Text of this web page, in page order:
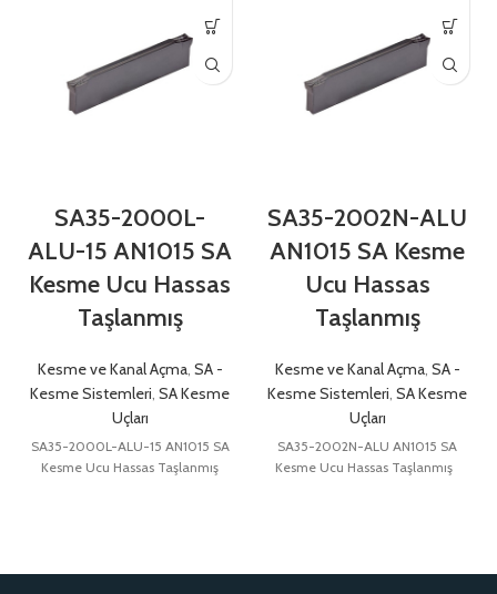
SA35-2000L-
ALU-15 AN1015 SA
Kesme Ucu Hassas
Taşlanmış
Kesme ve Kanal Açma, SA -
Kesme Sistemleri, SA Kesme
Uçları
SA35-2000L-ALU-15 AN1015 SA
Kesme Ucu Hassas Taşlanmış
SA35-2002N-ALU
AN1015 SA Kesme
Ucu Hassas
Taşlanmış
Kesme ve Kanal Açma, SA -
Kesme Sistemleri, SA Kesme
Uçları
SA35-2002N-ALU AN1015 SA
Kesme Ucu Hassas Taşlanmış